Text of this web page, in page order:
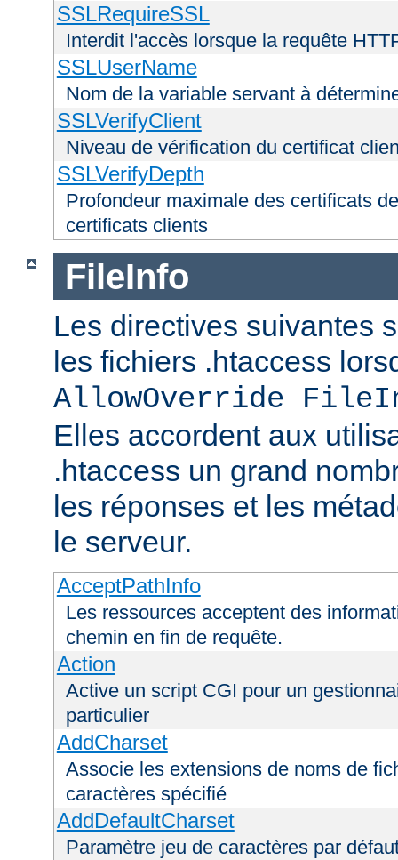
SSLRequireSSL
Interdit l'accès lorsque la requête
SSLUserName
Nom de la variable servant à
SSLVerifyClient
Niveau de vérification du certificat
SSLVerifyDepth
Profondeur maximale des certificats
certificats clients
FileInfo
Les directives suivantes
les fichiers .htaccess
AllowOverride
Elles accordent aux
.htaccess un grand
les réponses et les
le serveur.
AcceptPathInfo
Les ressources acceptent des
chemin en fin de requête.
Action
Active un script CGI pour un
particulier
AddCharset
Associe les extensions de noms de
caractères spécifié
AddDefaultCharset
Paramètre jeu de caractères par